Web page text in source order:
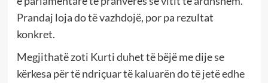
Prandaj loja do të vazhdojë, por pa rezultat
konkret.
Megjithatë zoti Kurti duhet të bëjë me dije se
kërkesa për të ndriçuar të kaluarën do të jetë edhe